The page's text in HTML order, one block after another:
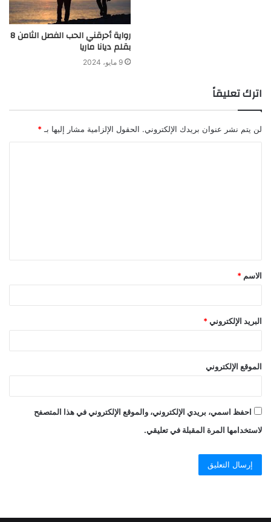
رواية أحرقني الحب الفصل الثامن 8
بقلم ديانا ماريا
9 مايو، 2024
اترك تعليقاً
لن يتم نشر عنوان بريدك الإلكتروني. الحقول الإلزامية مشار إليها بـ *
الاسم *
البريد الإلكتروني *
الموقع الإلكتروني
احفظ اسمي، بريدي الإلكتروني، والموقع الإلكتروني في هذا المتصفح
لاستخدامها المرة المقبلة في تعليقي.